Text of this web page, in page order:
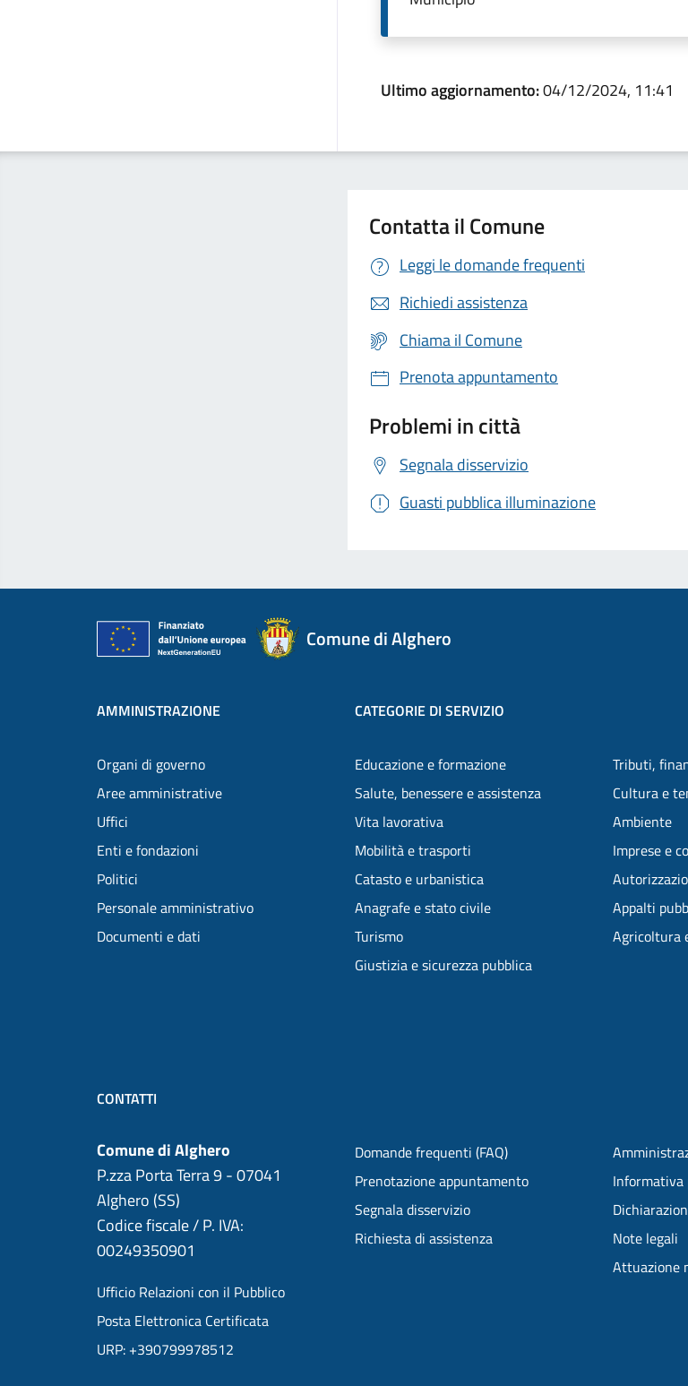
Ultimo aggiornamento:04/12/2024, 11:41
Contatta il Comune
Leggi le domande frequenti
Richiedi assistenza
Chiama il Comune
Prenota appuntamento
Problemi in città
Segnala disservizio
Guasti pubblica illuminazione
Comune di Alghero
AMMINISTRAZIONE
Organi di governo
Aree amministrative
Uffici
Enti e fondazioni
Politici
Personale amministrativo
Documenti e dati
CATEGORIE DI SERVIZIO
Educazione e formazione
Salute, benessere e assistenza
Vita lavorativa
Mobilità e trasporti
Catasto e urbanistica
Anagrafe e stato civile
Turismo
Giustizia e sicurezza pubblica
Tributi,
Cultura e
Ambiente
Imprese e
Appalti
Agricoltura
CONTATTI
Comune di Alghero
P.zza Porta Terra 9 - 07041
Alghero (SS)
Codice fiscale / P. IVA:
00249350901
Ufficio Relazioni con il Pubblico
Posta Elettronica Certificata
URP: +390799978512
Domande frequenti (FAQ)
Prenotazione appuntamento
Segnala disservizio
Richiesta di assistenza
Informativa
Note legali
Attuazione